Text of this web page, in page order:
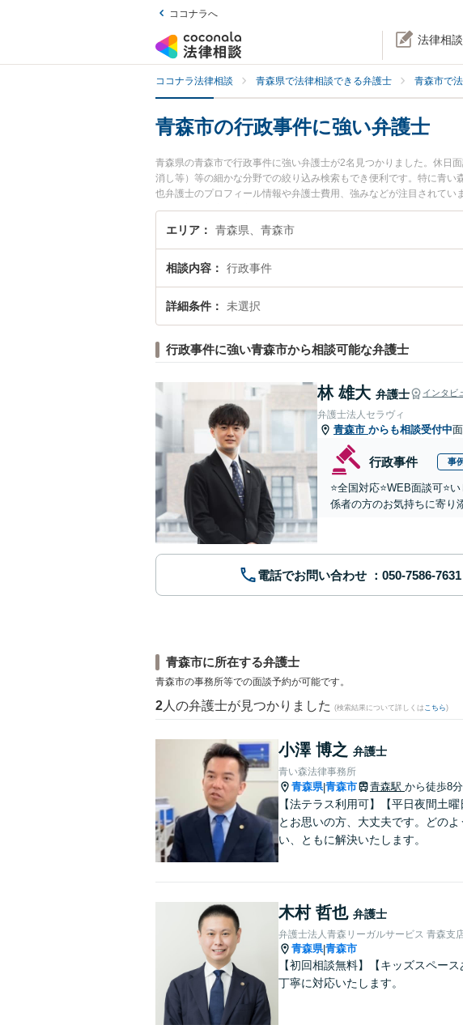
ココナラへ
法律相
ココナラ法律相談 青森県で法律相談できる弁護士 青森市で
青森市の行政事件に強い弁護士
青森県の青森市で行政事件に強い弁護士が2名見つかりました。休日
消し等）等の細かな分野での絞り込み検索もでき便利です。特に青
也弁護士のプロフィール情報や弁護士費用、強みなどが注目されて
ラブル解決の実績豊富な近くの弁護士を検索したい』『初回相談無
す。エリア 青森県、青森市
相談内容 行政事件
詳細条件 未選択
行政事件に強い青森市から相談可能な弁護士
林 雄大 弁護士 インタビ
弁護士法人セラヴィ
青森市 からも相談受付中
行政事件 事
⭐️全国対応⭐️WEB面談可⭐️
係者の方のお気持ちに寄り
電話でお問い合わせ
青森市に所在する弁護士
青森市の事務所等での面談予約が可能です。
2 人の弁護士が見つかりました (検索結果について詳しくは こちら)
小澤 博之 弁護士
青い森法律事務所
青森県|青森市 青森駅 から徒歩8分
【法テラス利用可】【平日夜間土
とお思いの方、大丈夫です。どの
い、ともに解決いたします。
木村 哲也 弁護士
弁護士法人青森リーガルサービス 青森支
青森県|青森市
【初回相談無料】【キッズスペー
丁寧に対応いたします。